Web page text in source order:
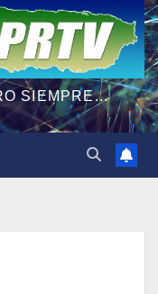
SIEMPRE...